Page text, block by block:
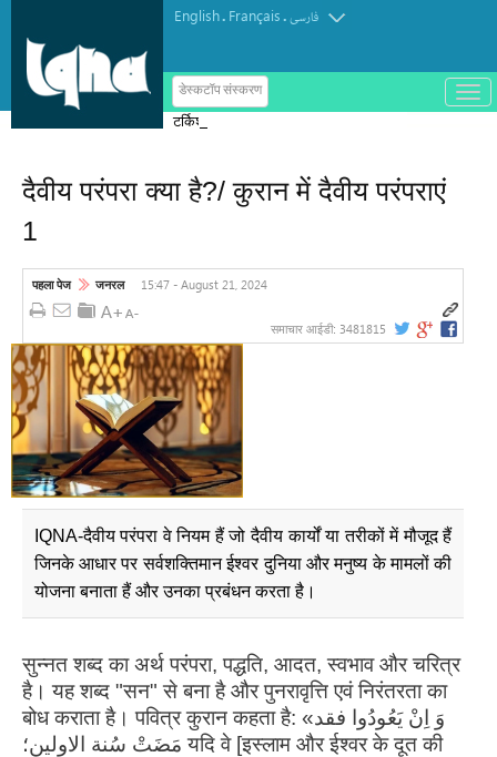
English. Français.فارسی
डेस्कटॉप संस्करण
ب
ا
टर्किश इंस्टीट्यूट ऑफ इस्लामिक थॉट का
दैवीय परंपरा क्या है?/ कुरान में दैवीय परंपराएं
1
पहला पेज जनरल 15:47 - August 21, 2024
समाचार आईडी: 3481815
IQNA-दैवीय परंपरा वे नियम हैं जो दैवीय कार्यों या तरीकों में मौजूद हैं
जिनके आधार पर सर्वशक्तिमान ईश्वर दुनिया और मनुष्य के मामलों की
योजना बनाता हैं और उनका प्रबंधन करता है।
सुन्नत शब्द का अर्थ परंपरा, पद्धति, आदत, स्वभाव और चरित्र
है। यह शब्द "सन" से बना है और पुनरावृत्ति एवं निरंतरता का
बोध कराता है। पवित्र कुरान कहता है: «وَ اِنْ یَعُودُوا فقد
مَضَتْ سُنة الاولین؛ यदि वे [इस्लाम और ईश्वर के दूत की